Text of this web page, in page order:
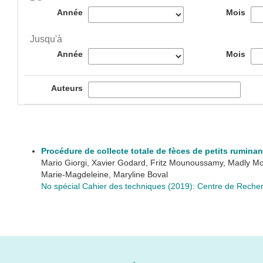
Année Mois
Jusqu'à
Année Mois
Auteurs
Procédure de collecte totale de fèces de petits
Mario Giorgi, Xavier Godard, Fritz Mounoussamy, Madly
Marie-Magdeleine, Maryline Boval
No spécial Cahier des techniques (2019): Centre de